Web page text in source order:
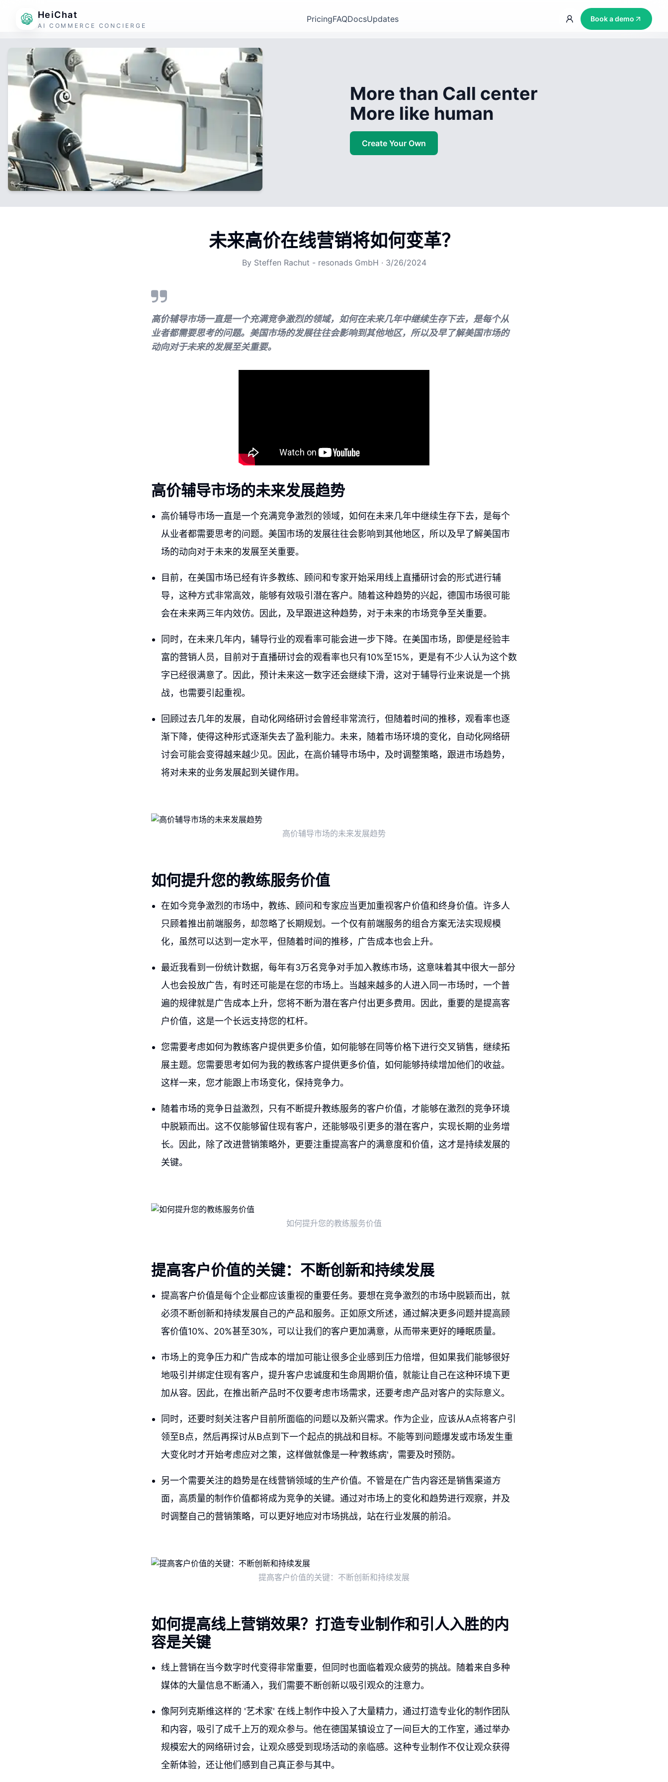
HeiChat
AI COMMERCE CONCIERGE
PricingFAQDocsUpdates Book a demo
More than Call center
More like human
Create Your Own
未来高价在线营销将如何变革？
By Steffen Rachut - resonads GmbH · 3/26/2024
高价辅导市场一直是一个充满竞争激烈的领域，如何在未来几年中继续生存下去，是每个从
业者都需要思考的问题。美国市场的发展往往会影响到其他地区，所以及早了解美国市场的
动向对于未来的发展至关重要。
高价辅导市场的未来发展趋势
高价辅导市场一直是一个充满竞争激烈的领域，如何在未来几年中继续生存下去，是每个
从业者都需要思考的问题。美国市场的发展往往会影响到其他地区，所以及早了解美国市
场的动向对于未来的发展至关重要。
目前，在美国市场已经有许多教练、顾问和专家开始采用线上直播研讨会的形式进行辅
导，这种方式非常高效，能够有效吸引潜在客户。随着这种趋势的兴起，德国市场很可能
会在未来两三年内效仿。因此，及早跟进这种趋势，对于未来的市场竞争至关重要。
同时，在未来几年内，辅导行业的观看率可能会进一步下降。在美国市场，即便是经验丰
富的营销人员，目前对于直播研讨会的观看率也只有10%至15%，更是有不少人认为这个数
字已经很满意了。因此，预计未来这一数字还会继续下滑，这对于辅导行业来说是一个挑
战，也需要引起重视。
回顾过去几年的发展，自动化网络研讨会曾经非常流行，但随着时间的推移，观看率也逐
渐下降，使得这种形式逐渐失去了盈利能力。未来，随着市场环境的变化，自动化网络研
讨会可能会变得越来越少见。因此，在高价辅导市场中，及时调整策略，跟进市场趋势，
将对未来的业务发展起到关键作用。
高价辅导市场的未来发展趋势
如何提升您的教练服务价值
在如今竞争激烈的市场中，教练、顾问和专家应当更加重视客户价值和终身价值。许多人
只顾着推出前端服务，却忽略了长期规划。一个仅有前端服务的组合方案无法实现规模
化，虽然可以达到一定水平，但随着时间的推移，广告成本也会上升。
最近我看到一份统计数据，每年有3万名竞争对手加入教练市场，这意味着其中很大一部分
人也会投放广告，有时还可能是在您的市场上。当越来越多的人进入同一市场时，一个普
遍的规律就是广告成本上升，您将不断为潜在客户付出更多费用。因此，重要的是提高客
户价值，这是一个长远支持您的杠杆。
您需要考虑如何为教练客户提供更多价值，如何能够在同等价格下进行交叉销售，继续拓
展主题。您需要思考如何为我的教练客户提供更多价值，如何能够持续增加他们的收益。
这样一来，您才能跟上市场变化，保持竞争力。
随着市场的竞争日益激烈，只有不断提升教练服务的客户价值，才能够在激烈的竞争环境
中脱颖而出。这不仅能够留住现有客户，还能够吸引更多的潜在客户，实现长期的业务增
长。因此，除了改进营销策略外，更要注重提高客户的满意度和价值，这才是持续发展的
关键。
如何提升您的教练服务价值
提高客户价值的关键：不断创新和持续发展
提高客户价值是每个企业都应该重视的重要任务。要想在竞争激烈的市场中脱颖而出，就
必须不断创新和持续发展自己的产品和服务。正如原文所述，通过解决更多问题并提高顾
客价值10%、20%甚至30%，可以让我们的客户更加满意，从而带来更好的睡眠质量。
市场上的竞争压力和广告成本的增加可能让很多企业感到压力倍增，但如果我们能够很好
地吸引并绑定住现有客户，提升客户忠诚度和生命周期价值，就能让自己在这种环境下更
加从容。因此，在推出新产品时不仅要考虑市场需求，还要考虑产品对客户的实际意义。
同时，还要时刻关注客户目前所面临的问题以及新兴需求。作为企业，应该从A点将客户引
领至B点，然后再探讨从B点到下一个起点的挑战和目标。不能等到问题爆发或市场发生重
大变化时才开始考虑应对之策，这样做就像是一种'教练病'，需要及时预防。
另一个需要关注的趋势是在线营销领域的生产价值。不管是在广告内容还是销售渠道方
面，高质量的制作价值都将成为竞争的关键。通过对市场上的变化和趋势进行观察，并及
时调整自己的营销策略，可以更好地应对市场挑战，站在行业发展的前沿。
提高客户价值的关键：不断创新和持续发展
如何提高线上营销效果？打造专业制作和引人入胜的内
容是关键
线上营销在当今数字时代变得非常重要，但同时也面临着观众疲劳的挑战。随着来自多种
媒体的大量信息不断涌入，我们需要不断创新以吸引观众的注意力。
像阿列克斯维这样的 '艺术家' 在线上制作中投入了大量精力，通过打造专业化的制作团队
和内容，吸引了成千上万的观众参与。他在德国某镇设立了一间巨大的工作室，通过举办
规模宏大的网络研讨会，让观众感受到现场活动的亲临感。这种专业制作不仅让观众获得
全新体验，还让他们感到自己真正参与其中。